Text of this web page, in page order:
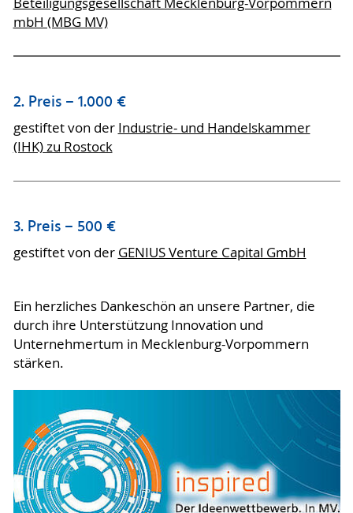
mbH (MBG MV)
2. Preis – 1.000 €
gestiftet von der Industrie- und Handelskammer
(IHK) zu Rostock
3. Preis – 500 €
gestiftet von der GENIUS Venture Capital GmbH
Ein herzliches Dankeschön an unsere Partner, die
durch ihre Unterstützung Innovation und
Unternehmertum in Mecklenburg-Vorpommern
stärken.